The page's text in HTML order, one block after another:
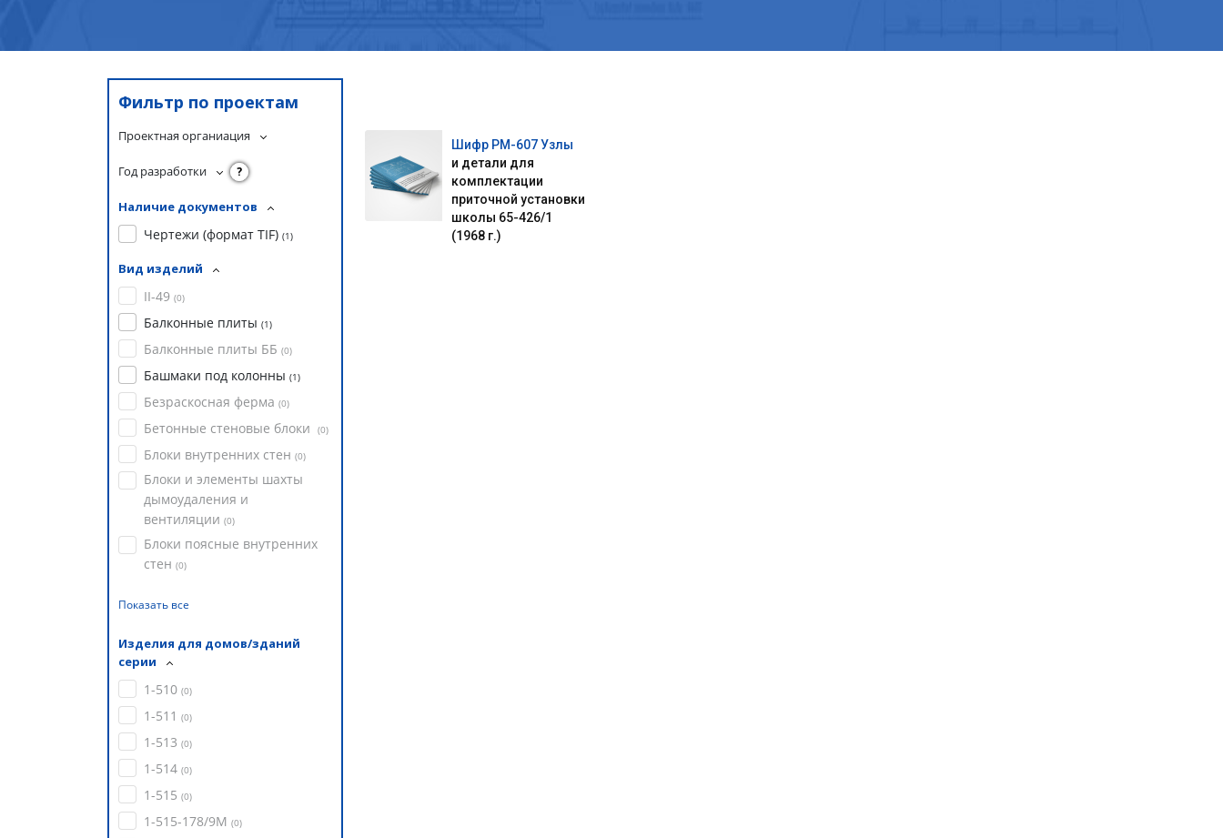
Фильтр по проектам
Проектная органиация
Год разработки ?
Наличие документов
Чертежи (формат TIF) (1)
Вид изделий
II-49 (0)
Балконные плиты (1)
Балконные плиты ББ (0)
Башмаки под колонны (1)
Безраскосная ферма (0)
Бетонные стеновые блоки (0)
Блоки внутренних стен (0)
Блоки и элементы шахты
дымоудаления и
вентиляции (0)
Блоки поясные внутренних
стен (0)
Показать все
Изделия для домов/зданий
серии
1-510 (0)
1-511 (0)
1-513 (0)
1-514 (0)
1-515 (0)
1-515-178/9М (0)
Шифр РМ-607 Узлы
и детали для
комплектации
приточной установки
школы 65-426/1
(1968 г.)